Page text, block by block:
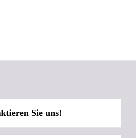
Sie uns!